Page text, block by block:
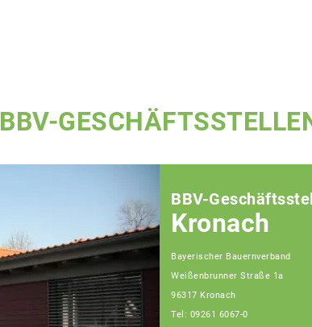
BBV-
BBV-
Kronach
Bayerischer Bauernverband
Weißenbrunner Straße 1a
96317 Kronach
Tel: 09261 6067-0